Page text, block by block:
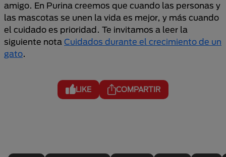
amigo. En Purina creemos que cuando las personas y
las mascotas se unen la vida es mejor, y más cuando
el cuidado es prioridad. Te invitamos a leer la
siguiente nota Cuidados durante el crecimiento de un
gato.
LIKE COMPARTIR